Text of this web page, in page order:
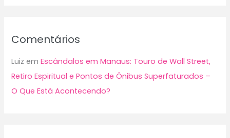
Comentários
Luiz emEscândalos em Manaus: Touro de Wall Street,
Retiro Espiritual e Pontos de Ônibus Superfaturados –
O Que Está Acontecendo?